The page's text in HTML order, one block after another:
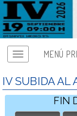
MENÚ
IV SUBIDA AL
FIN